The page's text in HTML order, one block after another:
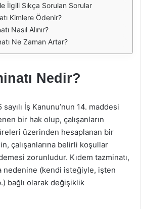
İlgili Sıkça Sorulan Sorular
Kimlere Ödenir?
Nasıl Alınır?
Ne Zaman Artar?
Nedir?
İş Kanunu’nun 14. maddesi
bir hak olup, çalışanların
üzerinden hesaplanan bir
çalışanlarına belirli koşullar
zorunludur. Kıdem tazminatı,
nedenine (kendi isteğiyle, işten
bağlı olarak değişiklik